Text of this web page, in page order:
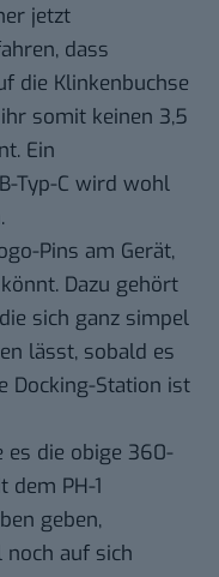
jetzt
dass
die Klinkenbuchse
somit keinen 3,5
Ein
Typ-C wird wohl
Pins am Gerät,
Dazu gehört
sich ganz simpel
lässt, sobald es
Docking-Station ist
es die obige 360-
dem PH-1
geben,
auf sich